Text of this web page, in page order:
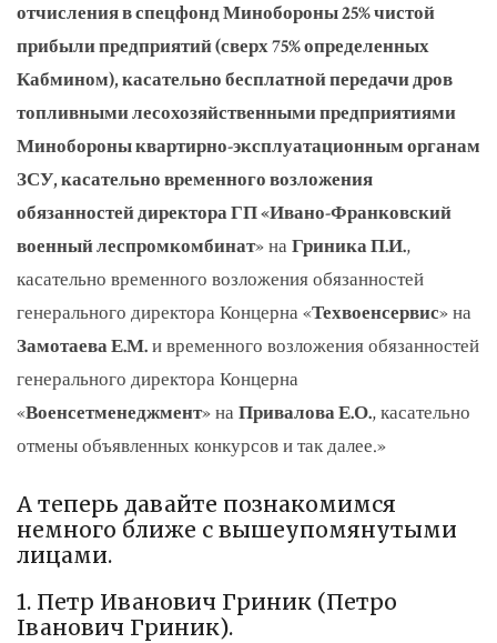
отчисления в спецфонд Минобороны 25% чистой
прибыли предприятий (сверх 75% определенных
Кабмином), касательно бесплатной передачи дров
топливными лесохозяйственными предприятиями
Минобороны квартирно-эксплуатационным органам
ЗСУ, касательно временного возложения
обязанностей директора ГП «Ивано-Франковский
военный леспромкомбинат» наГриника П.И.,
касательно временного возложения обязанностей
генерального директора Концерна «Техвоенсервис» на
Замотаева Е.М.и временного возложения обязанностей
генерального директора Концерна
«Военсетменеджмент» наПривалова Е.О., касательно
отмены объявленных конкурсов и так далее.»
А теперь давайте познакомимся
немного ближе с вышеупомянутыми
лицами.
1. Петр Иванович Гриник (Петро
Іванович Гриник).